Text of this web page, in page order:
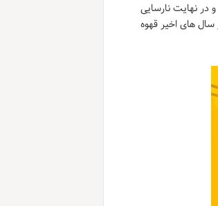
در نهایت نارسایی
های اخیر قهوه